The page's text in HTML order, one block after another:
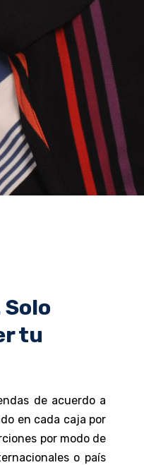
tu
de acuerdo a
en cada caja por
por modo de
o país